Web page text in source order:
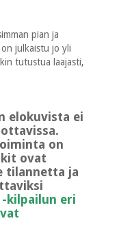
pian ja
julkaistu jo yli
tutustua laajasti,
elokuvista ei
on
ovat
tilannetta ja
-kilpailun eri